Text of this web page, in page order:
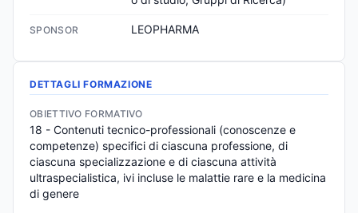
SPONSOR LEOPHARMA
DETTAGLI FORMAZIONE
OBIETTIVO FORMATIVO
18 - Contenuti tecnico-professionali (conoscenze e
competenze) specifici di ciascuna professione, di
ciascuna specializzazione e di ciascuna attività
ultraspecialistica, ivi incluse le malattie rare e la medicina
di genere